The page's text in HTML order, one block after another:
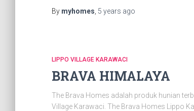
By myhomes 5 years ago
LIPPO VILLAGE KARAWACI
BRAVA HIMALAYA
The Brava Homes adalah produk hunian
Village Karawaci. The Brava Homes Lippo